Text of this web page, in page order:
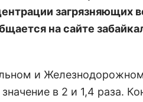
загрязняющих
на сайте
и
в 2 и 1,4 раза.